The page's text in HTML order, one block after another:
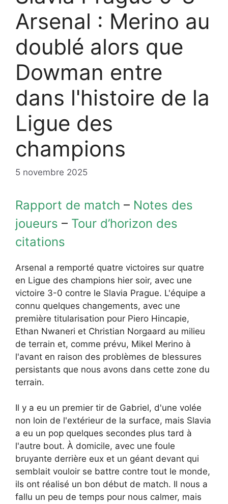
Arsenal : Merino au
doublé alors que
Dowman entre
dans l'histoire de la
Ligue des
champions
5 novembre 2025
Rapport de match – Notes des
joueurs – Tour d’horizon des
citations
Arsenal a remporté quatre victoires sur quatre
en Ligue des champions hier soir, avec une
victoire 3-0 contre le Slavia Prague. L'équipe a
connu quelques changements, avec une
première titularisation pour Piero Hincapie,
Ethan Nwaneri et Christian Norgaard au milieu
de terrain et, comme prévu, Mikel Merino à
l'avant en raison des problèmes de blessures
persistants que nous avons dans cette zone du
terrain.
Il y a eu un premier tir de Gabriel, d'une volée
non loin de l'extérieur de la surface, mais Slavia
a eu un pop quelques secondes plus tard à
l'autre bout. À domicile, avec une foule
bruyante derrière eux et un géant devant qui
semblait vouloir se battre contre tout le monde,
ils ont réalisé un bon début de match. Il nous a
fallu un peu de temps pour nous calmer, mais